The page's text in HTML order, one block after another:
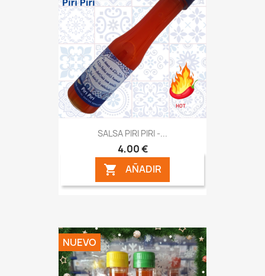
SALSA PIRI PIRI -...
4,00 €
 AÑADIR
NUEVO